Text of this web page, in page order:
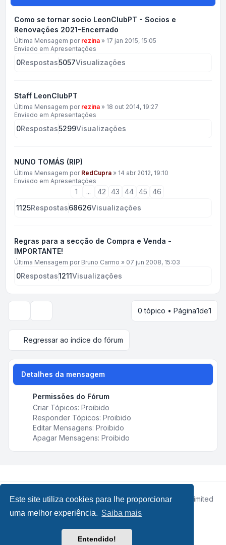
Este site utiliza cookies para lhe proporcionar
uma melhor experiência. Saiba mais
Entendido!
Como se tornar socio LeonClubPT - Socios e
Renovações 2021-Encerrado
Última Mensagem por rezina » 17 jan 2015, 15:05
Enviado em Apresentações
0Respostas5057Visualizações
Staff LeonClubPT
Última Mensagem por rezina » 18 out 2014, 19:27
Enviado em Apresentações
0Respostas5299Visualizações
NUNO TOMÁS (RIP)
Última Mensagem por RedCupra » 14 abr 2012, 19:10
Enviado em Apresentações
1 ... 42 43 44 45
46
1125Respostas68626Visualizações
Regras para a secção de Compra e Venda -
IMPORTANTE!
Última Mensagem por Bruno Carmo » 07 jun 2008, 15:03
0Respostas1211Visualizações
Opções de visualização e ordenação0 tópico • Página1de1
Regressar ao índice do fórum
Detalhes da mensagem
Permissões do Fórum
Criar Tópicos: Proibido
Responder Tópicos: Proibido
Editar Mensagens: Proibido
Apagar Mensagens: Proibido
Desenvolvido porphpBB® Forum Software © phpBB Limited
• Design by
Leenoz.com
Traduzido por:phpBB Portugal